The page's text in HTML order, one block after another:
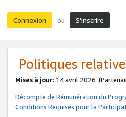
Connexion ou S’inscrire
Politiques
Mises à jour: 14 avril 2026
Décompte de Rémunération du
Conditions Requises pour la